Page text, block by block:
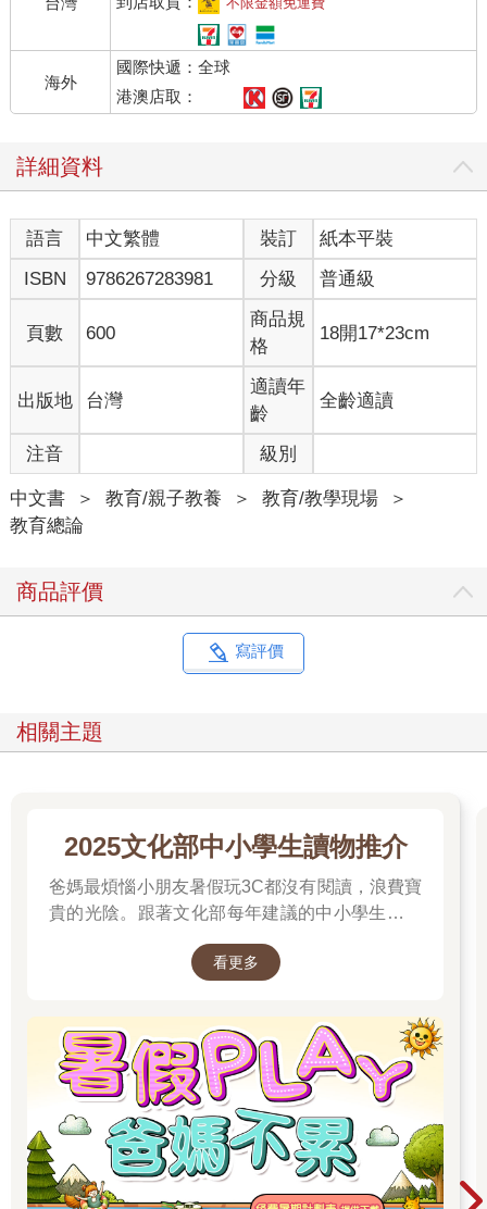
個單字在課堂上出現的機率應該更高。當老師用這個單字時，所
指的是什麼？當學生聽到時，又會如何理解？是否會促成他們做
出任何行動？
我們若想協助學生學習，並相信學習是思考的產物，那麼，我們
就必須釐清自己想協助的究竟是什麼？我們想鼓勵學生、同事或
並想促成課堂產生什麼樣的思考？」或者「這個課程想讓學生做
什麼樣的思考？」大多數的老師都被難倒了，以前從未有人要求
他們以思考的角度來審視自己的教學。他們一味的要求學生思
考，卻從未退一步想，自己具體上是想要學生做什麼心智活動。
然而，我們若想讓思考在課堂中顯現出來，那麼身為老師要做的
第一件事，應該是先看到思考有哪些形式、面向，以及步驟。
超越布魯姆
每當我們請老師指出他們要求學生在課堂上做什麼思考時，得到
的回應通常是：「你指的是布魯姆的分類法嗎？那是你要的答案
嗎？」大部分的老師在教育訓練課程中都學過布魯姆，雖然他的
理論著重在「情意」、「心理動作技能」、「認知」三個領域
上，但是多數老師都只記得「認知」的部分。布魯姆整理出六個
從低階思考到高階思考的學習目標：知識（knowledge）、領會
（comprehension）、應用（application）、分析（analysis）、
綜合（synthesis）、評價（evaluation）。然而，這些概念都只是
己去確認課堂中的提問或課程內容是否會讓學生用上「高階」思
考，儘管這裡所謂的高階通常是指領會以上的所有思考層次。
雖然布魯姆分類的確掌握了心智活動的類別，因此很適合當作探
索思考的起點，但他認為思考是連續的或有階層的，這就有問題
生活中可以找到許多例子證明事實並非如此。幼童作畫時，用的
主要是應用模式。當畫布上突然出現一個意想不到的色彩時，她
學校剛學到的繪畫知識。如此看來，學習似乎是各種思考方式以
非常動態的形式，不斷相互作用的成果。
1990年代，布魯姆的兩個學生安德生及克里斯沃爾修改了他的分
類法，這兩人提出的新列表中用的是動詞而不是名詞，然而仍沿
（remembering）、理解（understanding）、應用（applying）、
分析（analyzing）、評價（evaluating）、創造（creating）。這
指南，就還是有問題。我們審視安德生及克里斯沃爾在這六個項
目中所提到的相關思考行動時，不禁會質疑，他們列在「評價」
之下的「測試」是否真的比列在「記憶」之下的「描述」更難或
更高階。例如，單是要仔細觀察並完整描述一個人所看到的事
物，便是極為複雜與困難的任務了。像這樣的仔細觀察既是科學
也是藝術，而分析及推測均有賴仔細觀察。
我們的同僚席德曾藉由觀察學生進行作業的過程，提出「描述」
的重要性與挑戰。由於人類的心智是設計來偵測模式與形成詮
海外
國際快遞：全球
港澳店取：
詳細資料
語言 中文繁體 裝訂
紙本平裝
ISBN
9786267283981 分級 普通級
頁數 600
商品規
格
18開17*23cm
出版地 台灣
適讀年
齡
全齡適讀
注音 級別
中文書 ＞ 教育/親子教養 ＞ 教育/教學現場
＞
教育總論
商品評價
寫評價
相關主題
2025文化部中小學生讀物推介
爸媽最煩惱小朋友暑假玩3C都沒有閱讀，浪費寶
貴的光陰。跟著文化部每年建議的中小學生讀物
看更多